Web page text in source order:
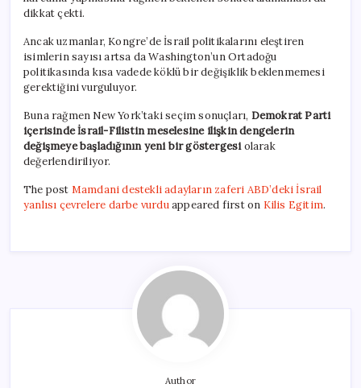
dikkat çekti.
Ancak uzmanlar, Kongre’de İsrail politikalarını eleştiren
isimlerin sayısı artsa da Washington’un Ortadoğu
politikasında kısa vadede köklü bir değişiklik beklenmemesi
gerektiğini vurguluyor.
Buna rağmen New York’taki seçim sonuçları, Demokrat Parti
içerisinde İsrail-Filistin meselesine ilişkin dengelerin
değişmeye başladığının yeni bir göstergesiolarak
değerlendiriliyor.
The post Mamdani destekli adayların zaferi ABD’deki İsrail
yanlısı çevrelere darbe vurduappeared first on Kilis Egitim.
Author